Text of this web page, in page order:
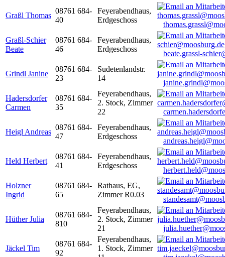
Graßl Thomas
08761 684-
40
Feyerabendhaus,
Erdgeschoss
Graßl-Schier
Beate
08761 684-
46
Feyerabendhaus,
Erdgeschoss
beate.grassl-
Grindl Janine
08761 684-
23
Sudetenlandstr.
14
Hadersdorfer
Carmen
08761 684-
35
Feyerabendhaus,
2. Stock, Zimmer
22
Heigl Andreas
08761 684-
47
Feyerabendhaus,
Erdgeschoss
Held Herbert
08761 684-
41
Feyerabendhaus,
Erdgeschoss
Holzner
Ingrid
08761 684-
65
Rathaus, EG,
Zimmer R0.03
Hüther Julia
08761 684-
810
Feyerabendhaus,
2. Stock, Zimmer
21
Jäckel Tim
08761 684-
92
Feyerabendhaus,
1. Stock, Zimmer